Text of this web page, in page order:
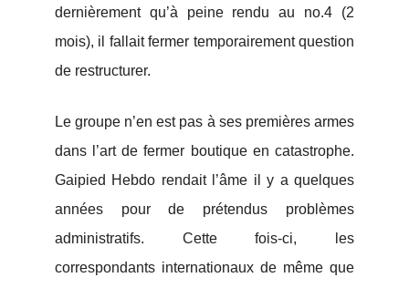
dernièrement qu’à peine rendu au no.4 (2
mois), il fallait fermer temporairement question
de restructurer.
Le groupe n’en est pas à ses premières armes
dans l’art de fermer boutique en catastrophe.
Gaipied Hebdo rendait l’âme il y a quelques
années pour de prétendus problèmes
administratifs. Cette fois-ci, les
correspondants internationaux de même que